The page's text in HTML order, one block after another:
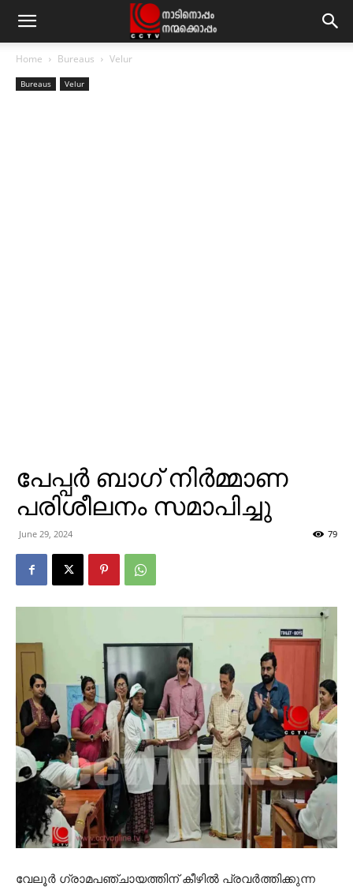
Home Bureaus Velur
Bureaus Velur
പേപ്പര്‍ ബാഗ് നിര്‍മ്മാണ
പരിശീലനം സമാപിച്ചു
June 29, 2024 79
വേലൂര്‍ ഗ്രാമപഞ്ചായത്തിന് കീഴില്‍ പ്രവര്‍ത്തിക്കുന്ന